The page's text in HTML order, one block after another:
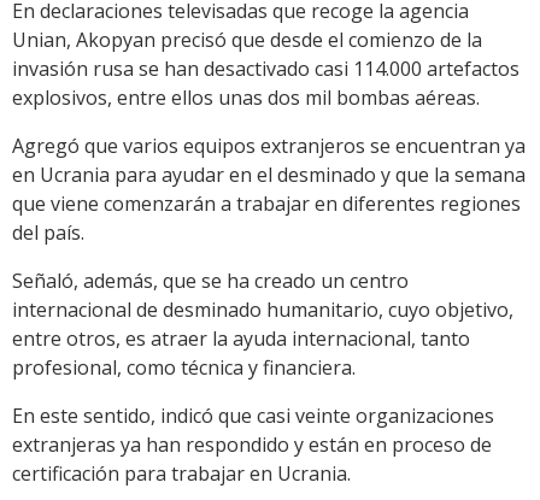
En declaraciones televisadas que recoge la agencia
Unian, Akopyan precisó que desde el comienzo de la
invasión rusa se han desactivado casi 114.000 artefactos
explosivos, entre ellos unas dos mil bombas aéreas.
Agregó que varios equipos extranjeros se encuentran ya
en Ucrania para ayudar en el desminado y que la semana
que viene comenzarán a trabajar en diferentes regiones
del país.
Señaló, además, que se ha creado un centro
internacional de desminado humanitario, cuyo objetivo,
entre otros, es atraer la ayuda internacional, tanto
profesional, como técnica y financiera.
En este sentido, indicó que casi veinte organizaciones
extranjeras ya han respondido y están en proceso de
certificación para trabajar en Ucrania.